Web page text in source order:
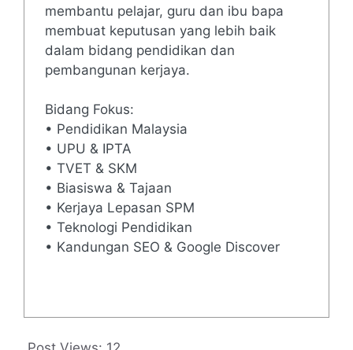
membantu pelajar, guru dan ibu bapa
membuat keputusan yang lebih baik
dalam bidang pendidikan dan
pembangunan kerjaya.
Bidang Fokus:
• Pendidikan Malaysia
• UPU & IPTA
• TVET & SKM
• Biasiswa & Tajaan
• Kerjaya Lepasan SPM
• Teknologi Pendidikan
• Kandungan SEO & Google Discover